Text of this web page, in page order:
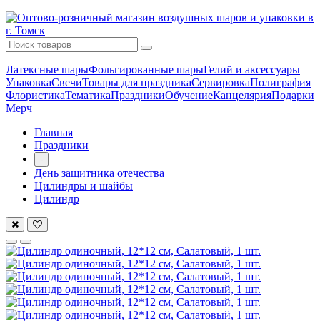
Латексные шарыФольгированные шарыГелий и аксессуары
УпаковкаСвечиТовары для праздникаСервировкаПолиграфия
ФлористикаТематикаПраздникиОбучениеКанцелярияПодарки
Мерч
Главная
Праздники
-
День защитника отечества
Цилиндры и шайбы
Цилиндр